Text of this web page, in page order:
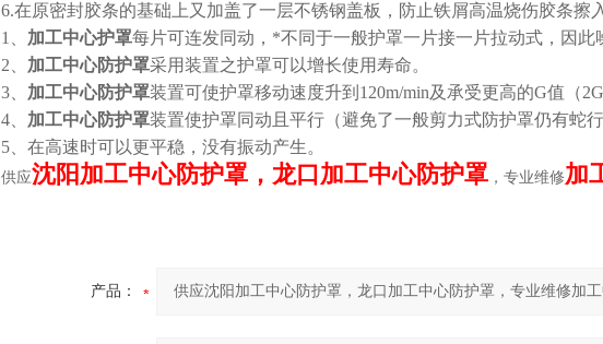
6.在原密封胶条的基础上又加盖了一层不锈钢盖板，防止铁屑高温烧伤胶
1
加工中心护罩每片可连发同动，*不同于一般护罩一片接一片拉动式，因此
2
加工中心防护罩采用装置之护罩可以增长使用寿命。
3
加工中心防护罩装置可使护罩移动速度升到120m/min及承受更高的G值（2G
4
加工中心防护罩装置使护罩同动且平行（避免了一般剪力式防护罩仍有蛇行
5 、在高速时可以更平稳，没有振动产生。
供应沈阳加工中心防护罩，龙口加工中心防护罩 ，专业维修加
产品：